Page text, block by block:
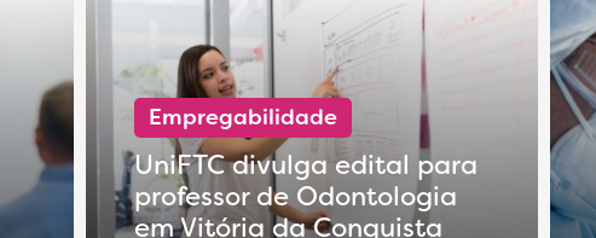
Empregabilidade
UniFTC divulga edital para
professor de Odontologia
em Vitória da Conquista